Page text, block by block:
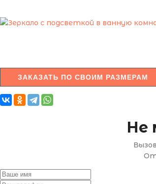
ЗАКАЗАТЬ ПО СВОИМ РАЗМЕРАМ
Не